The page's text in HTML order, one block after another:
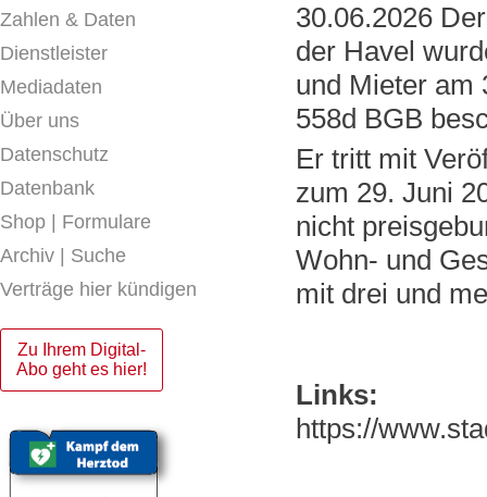
Zahlen & Daten
Dienstleister
Mediadaten
Über uns
Datenschutz
Datenbank
Shop | Formulare
Archiv | Suche
Verträge hier kündigen
Zu Ihrem Digital-
Abo geht es hier!
30.06.2026
der Havel
und Mieter am
558d BGB
Er tritt mit
zum 29. Juni
nicht
Wohn- und
mit drei und
Links:
https://